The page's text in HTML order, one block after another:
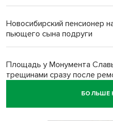
Новосибирский пенсионер
пьющего сына подруги
Площадь у Монумента
трещинами сразу после
БОЛЬШЕ